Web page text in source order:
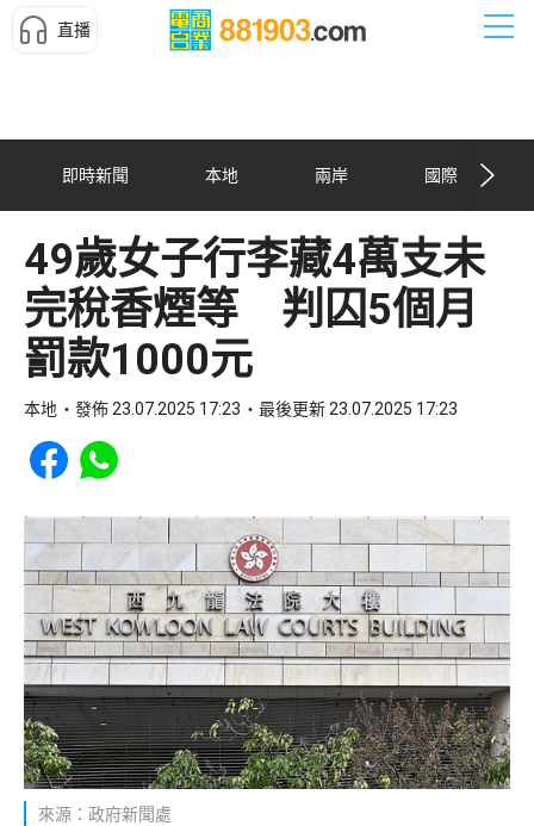
直播
即時新聞 本地 兩岸 國際
49歲女子行李藏4萬支未
完稅香煙等 判囚5個月
罰款1000元
本地 發佈 23.07.2025 17:23 最後更新 23.07.2025 17:23
Share to Facebook
Share to WhatsApp
來源：政府新聞處